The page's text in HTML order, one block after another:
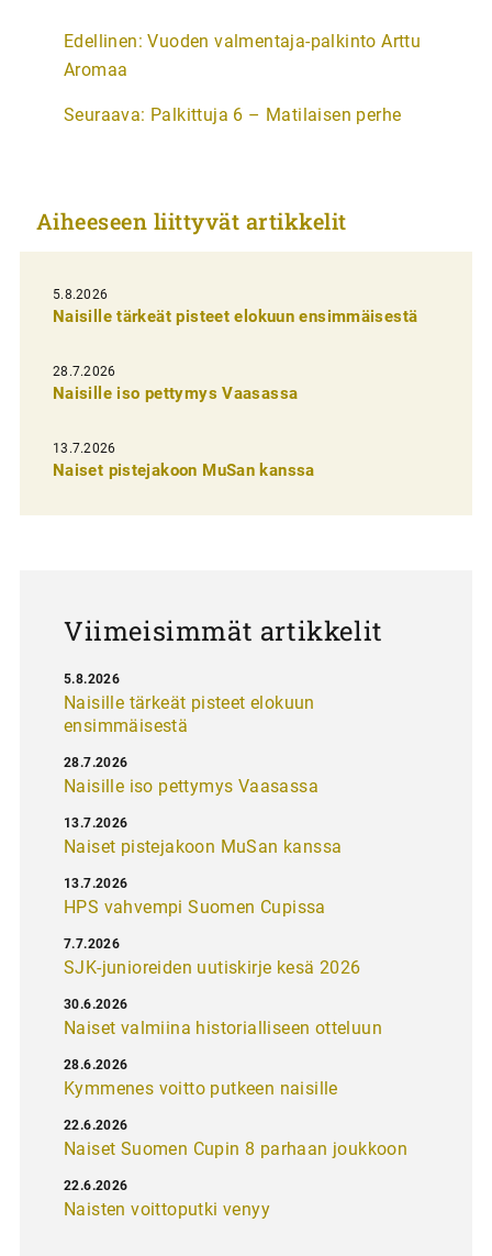
A
r
i
e
i
e
n
s
e
l
Edellinen: Vuoden valmentaja-palkinto Arttu
Aromaa
Seuraava: Palkittuja 6 – Matilaisen perhe
Aiheeseen liittyvät artikkelit
5.8.2026
Naisille tärkeät pisteet elokuun ensimmäisestä
28.7.2026
Naisille iso pettymys Vaasassa
13.7.2026
Naiset pistejakoon MuSan kanssa
Viimeisimmät artikkelit
Naisille tärkeät pisteet elokuun
ensimmäisestä
5.8.2026
Naisille iso pettymys Vaasassa
28.7.2026
Naiset pistejakoon MuSan kanssa
13.7.2026
HPS vahvempi Suomen Cupissa
13.7.2026
SJK-junioreiden uutiskirje kesä 2026
7.7.2026
Naiset valmiina historialliseen otteluun
30.6.2026
Kymmenes voitto putkeen naisille
28.6.2026
Naiset Suomen Cupin 8 parhaan joukkoon
22.6.2026
Naisten voittoputki venyy
22.6.2026